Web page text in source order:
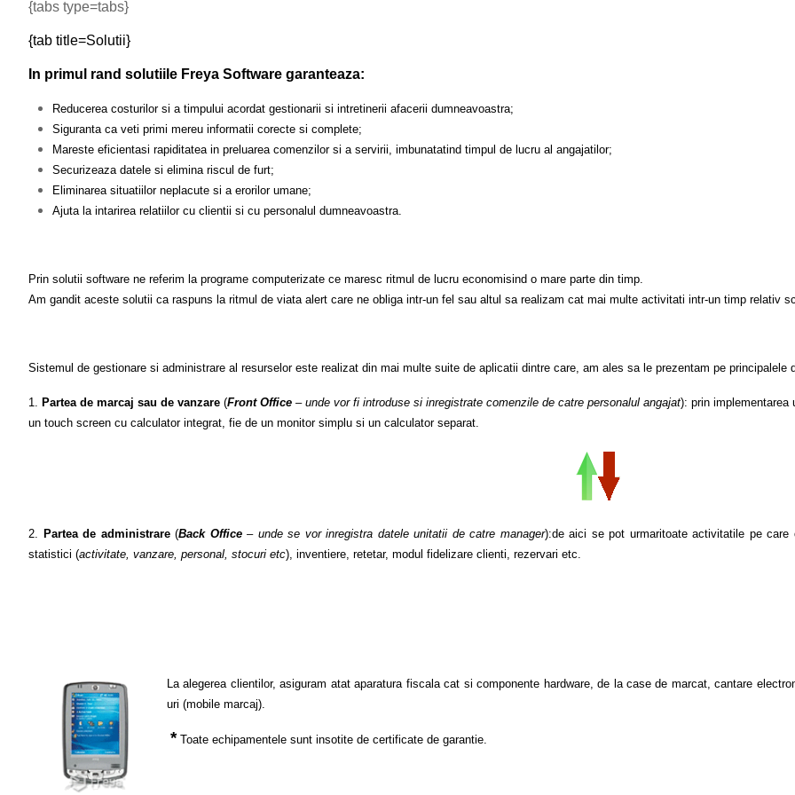
{tabs type=tabs}
{tab title=Solutii}
In primul rand solutiile Freya Software garanteaza:
Reducerea costurilor si a timpului acordat gestionarii si intretinerii afacerii dumneavoastra;
Siguranta ca veti primi mereu informatii corecte si complete;
Mareste eficientasi rapiditatea in preluarea comenzilor si a servirii, imbunatatind timpul de lucru al angajatilor;
Securizeaza datele si elimina riscul de furt;
Eliminarea situatiilor neplacute si a erorilor umane;
Ajuta la intarirea relatiilor cu clientii si cu personalul dumneavoastra.
Prin solutii software ne referim la programe computerizate ce maresc ritmul de lucru economisind o mare parte din timp.
Am gandit aceste solutii ca raspuns la ritmul de viata alert care ne obliga intr-un fel sau altul sa realizam cat mai multe activitati intr-un timp relativ
Sistemul de gestionare si administrare al resurselor este realizat din mai multe suite de aplicatii dintre care, am ales sa le prezentam pe principalele
1. Partea de marcaj sau de vanzare (Front Office – unde vor fi introduse si inregistrate comenzile de catre personalul angajat): prin implementarea
un touch screen cu calculator integrat, fie de un monitor simplu si un calculator separat.
2. Partea de administrare(Back Office– unde se vor inregistra datele unitatii de catre manager):de aici se pot urmaritoate activitatile pe
statistici (activitate, vanzare, personal, stocuri etc), inventiere, retetar, modul fidelizare clienti, rezervari etc.
La alegerea clientilor, asiguram atat aparatura fiscala cat si componente hardware, de la case de marcat, cantare
uri (mobile marcaj).
*Toate echipamentele sunt insotite de certificate de garantie.